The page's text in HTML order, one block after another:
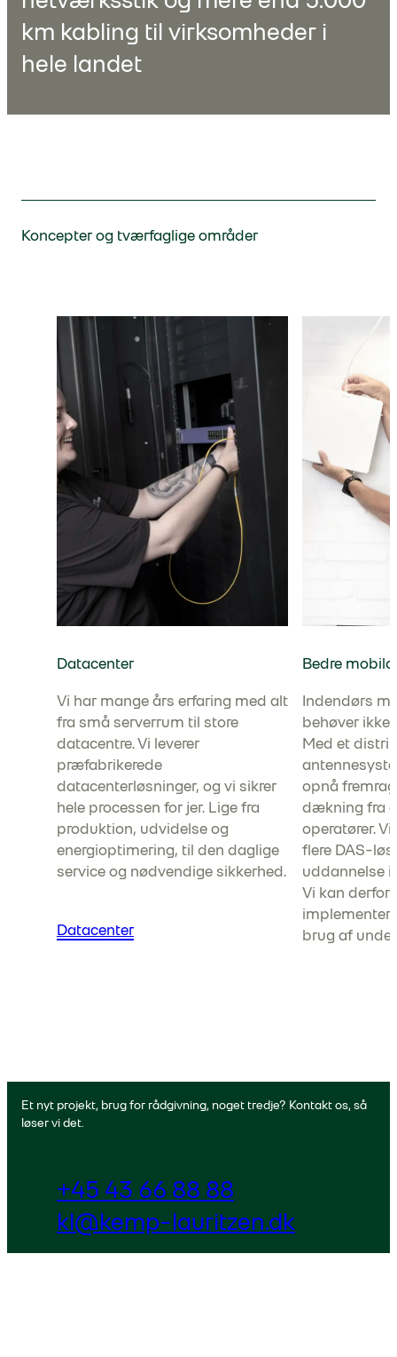
km kabling til virksomheder i
hele landet
Koncepter og tværfaglige områder
Datacenter
Vi har mange års erfaring med alt
fra små serverrum til store
datacentre. Vi leverer
præfabrikerede
datacenterløsninger, og vi sikrer
hele processen for jer. Lige fra
produktion, udvidelse og
energioptimering, til den daglige
service og nødvendige sikkerhed.
Datacenter
Bedre
Indendørs
behøver
Med et
opnå
dækning fra
operatører.
flere DAS-
uddannelse
Vi kan derfor
brug af
Et nyt projekt, brug for rådgivning, noget tredje? Kontakt os, så
løser vi det.
+45 43 66 88 88
kl@kemp-lauritzen.dk